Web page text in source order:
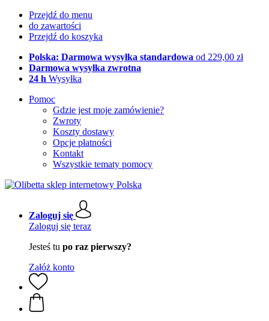
Przejdź do menu
do zawartości
Przejdź do koszyka
Polska: Darmowa wysyłka standardowa od 229,00 zł
Darmowa wysyłka zwrotna
24 h Wysyłka
Pomoc
Gdzie jest moje zamówienie?
Zwroty
Koszty dostawy
Opcje płatności
Kontakt
Wszystkie tematy pomocy
Zaloguj się
Zaloguj się teraz
Jesteś tu po raz pierwszy?
Załóż konto